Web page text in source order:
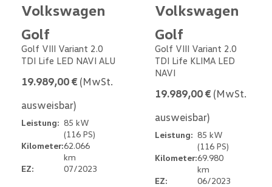
Volkswagen
Golf
Golf VIII Variant 2.0
TDI Life LED NAVI ALU
19.989,00 € (MwSt.
ausweisbar)
Leistung: 85 kW
(116 PS)
Kilometer:62.066
km
EZ:
07/2023
Volkswagen
Golf
Golf VIII Variant 2.0
TDI Life KLIMA LED
NAVI
19.989,00 € (MwSt.
ausweisbar)
Leistung: 85 kW
(116 PS)
Kilometer:69.980
km
EZ:
06/2023